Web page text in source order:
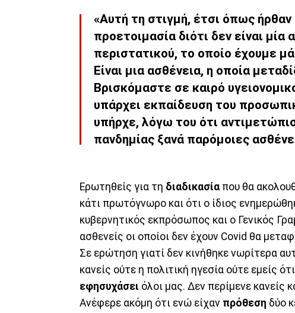
«Αυτή τη στιγμή, έτσι όπως
προετοιμασία διότι δεν είναι
περιστατικού, το οποίο έχουμε
Είναι μια ασθένεια, η οποία
Βρισκόμαστε σε καιρό
υπάρχει εκπαίδευση του
υπήρχε, λόγω του ότι
πανδημίας ξανά παρόμοιες
Ερωτηθείς για τη διαδικασία που θα
κάτι πρωτόγνωρο και ότι ο ίδιος
κυβερνητικός εκπρόσωπος και ο Γενικός
ασθενείς οι οποίοι δεν έχουν Covid θα
Σε ερώτηση γιατί δεν κινήθηκε νωρίτερα
κανείς ούτε η πολιτική ηγεσία ούτε εμείς
εφησυχάσει όλοι μας. Δεν περίμενε κανείς
Ανέφερε ακόμη ότι ενώ είχαν πρόθεση δύο